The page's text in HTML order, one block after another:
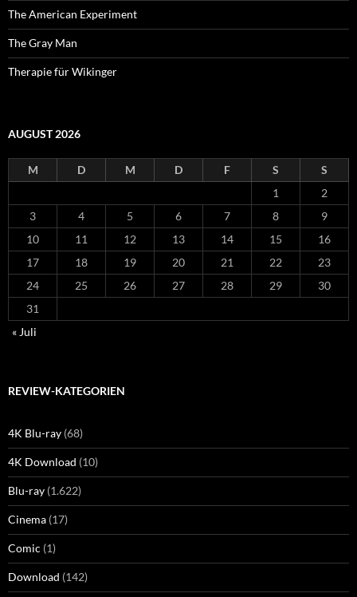
The American Experiment
The Gray Man
Therapie für Wikinger
AUGUST 2026
M D M D F S
S
1
2
3
4 5 6 7 8
9
10
11 12 13 14 15
16
17
18 19 20 21 22
23
24
25 26 27 28 29
30
31
« Juli
REVIEW-KATEGORIEN
4K Blu-ray (68)
4K Download (10)
Blu-ray (1.622)
Cinema (17)
Comic (1)
Download (142)